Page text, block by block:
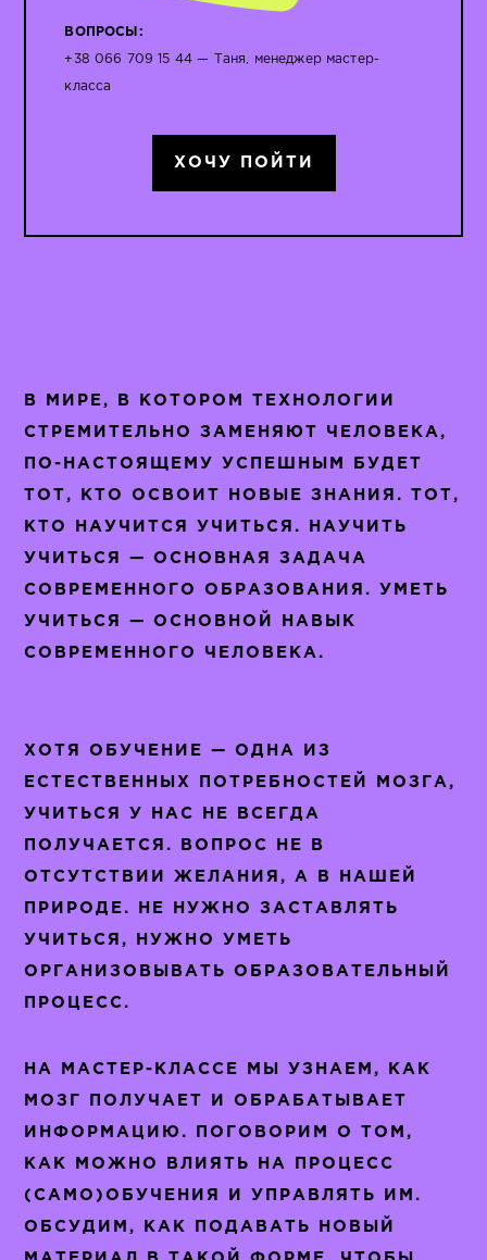
ВОПРОСЫ:
+38 066 709 15 44 — Таня, менеджер мастер-
класса
ХОЧУ ПОЙТИ
В МИРЕ, В КОТОРОМ ТЕХНОЛОГИИ
СТРЕМИТЕЛЬНО ЗАМЕНЯЮТ ЧЕЛОВЕКА,
ПО-НАСТОЯЩЕМУ УСПЕШНЫМ БУДЕТ
ТОТ, КТО ОСВОИТ НОВЫЕ ЗНАНИЯ. ТОТ,
КТО НАУЧИТСЯ УЧИТЬСЯ. НАУЧИТЬ
УЧИТЬСЯ — ОСНОВНАЯ ЗАДАЧА
СОВРЕМЕННОГО ОБРАЗОВАНИЯ. УМЕТЬ
УЧИТЬСЯ — ОСНОВНОЙ НАВЫК
СОВРЕМЕННОГО ЧЕЛОВЕКА.
ХОТЯ ОБУЧЕНИЕ — ОДНА ИЗ
ЕСТЕСТВЕННЫХ ПОТРЕБНОСТЕЙ МОЗГА,
УЧИТЬСЯ У НАС НЕ ВСЕГДА
ПОЛУЧАЕТСЯ. ВОПРОС НЕ В
ОТСУТСТВИИ ЖЕЛАНИЯ, А В НАШЕЙ
ПРИРОДЕ. НЕ НУЖНО ЗАСТАВЛЯТЬ
УЧИТЬСЯ, НУЖНО УМЕТЬ
ОРГАНИЗОВЫВАТЬ ОБРАЗОВАТЕЛЬНЫЙ
ПРОЦЕСС.
НА МАСТЕР-КЛАССЕ МЫ УЗНАЕМ, КАК
МОЗГ ПОЛУЧАЕТ И ОБРАБАТЫВАЕТ
ИНФОРМАЦИЮ. ПОГОВОРИМ О ТОМ,
КАК МОЖНО ВЛИЯТЬ НА ПРОЦЕСС
(САМО)ОБУЧЕНИЯ И УПРАВЛЯТЬ ИМ.
ОБСУДИМ, КАК ПОДАВАТЬ НОВЫЙ